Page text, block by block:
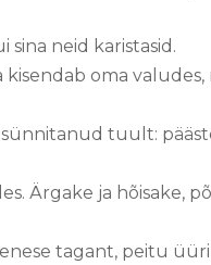
sina neid karistasid.
oma
tuult:
Ärgake ja hõisake,
tagant, peitu